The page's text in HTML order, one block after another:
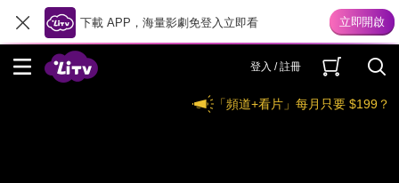
下載 APP，海量影劇免登入立即看
登入 / 註冊
「頻道+看片」每月只要 $199？